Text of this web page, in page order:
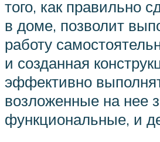
того, как правильно
в доме, позволит
работу
и созданная
эффективно
возложенные на нее
функциональные, и